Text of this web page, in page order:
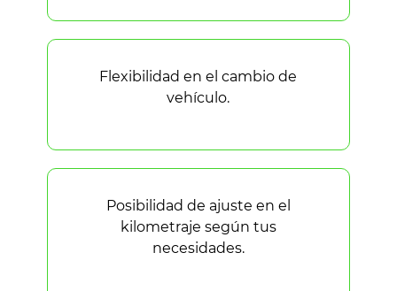
Flexibilidad en el cambio de
vehículo.
Posibilidad de ajuste en el
kilometraje según tus
necesidades.